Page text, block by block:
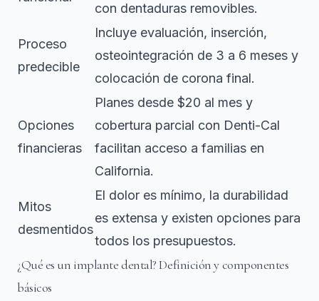
con dentaduras removibles.
Proceso
predecible
Incluye evaluación, inserción,
osteointegración de 3 a 6 meses y
colocación de corona final.
Opciones
financieras
Planes desde $20 al mes y
cobertura parcial con Denti-Cal
facilitan acceso a familias en
California.
Mitos
desmentidos
El dolor es mínimo, la durabilidad
es extensa y existen opciones para
todos los presupuestos.
¿Qué es un implante dental? Definición y componentes
básicos